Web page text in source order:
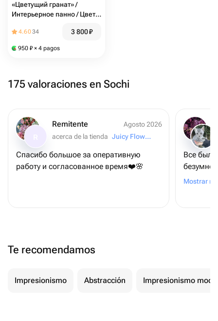
«Цветущий гранат» /
Интерьерное панно / Цветы
живопись
4.6034 3 800₽
950 ₽ × 4 pagos
175 valoraciones en Sochi
Remitente
Agosto 2026
acerca de la tienda
Juicy Flowers
Спасибо большое за оперативную
работу и согласованное время❤️🌸
Все было
безумно
быстрее.
Mostrar
Te recomendamos
Impresionismo Abstracción Impresionismo